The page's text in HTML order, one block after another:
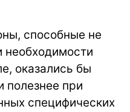
способные не
необходимости
оказались бы
полезнее при
специфических